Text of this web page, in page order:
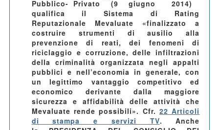
Pubblico- Privato (9 giugno 2014)
qualifica il Sistema di Rating
Reputazionale Mevaluate «finalizzato a
costruire strumenti di ausilio alla
prevenzione di reati, dei fenomeni di
riciclaggio e corruzione, delle infiltrazioni
della criminalità organizzata negli appalti
pubblici e nell’economia in generale, con
un legittimo vantaggio competitivo ed
economico derivante dalla maggiore
sicurezza e affidabilità delle attività che
Mevaluate rende possibili». Cfr.22 Articoli
di stampa e servizi TV. Anche